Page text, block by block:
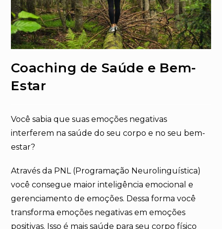
Coaching de Saúde e Bem-
Estar
Você sabia que suas emoções negativas
interferem na saúde do seu corpo e no seu bem-
estar?
Através da PNL (Programação Neurolinguística)
você consegue maior inteligência emocional e
gerenciamento de emoções. Dessa forma você
transforma emoções negativas em emoções
positivas. Isso é mais saúde para seu corpo físico